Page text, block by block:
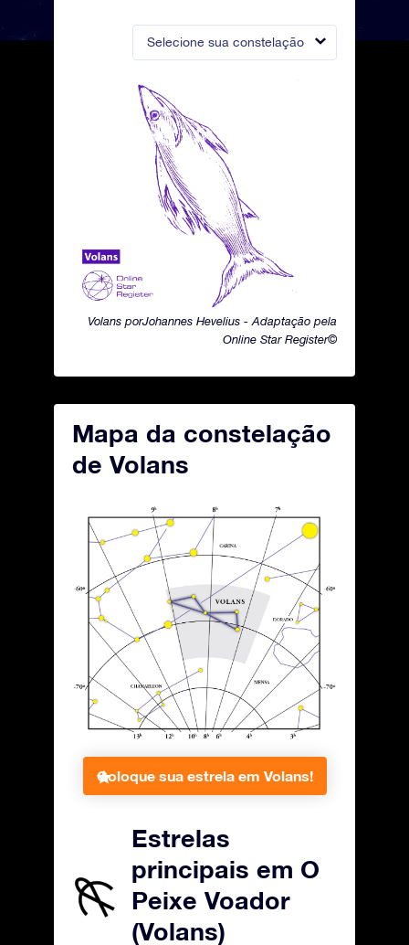
Selecione sua constelação
Volans porJohannes Hevelius - Adaptação pela
Online Star Register©
Mapa da constelação
de Volans
Coloque sua estrela em Volans!
Estrelas
principais em O
Peixe Voador
(Volans)